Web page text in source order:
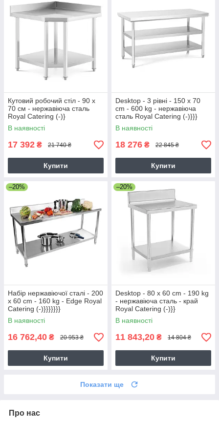
Кутовий робочий стіл - 90 x
70 см - нержавіюча сталь
Royal Catering (-)}
В наявності
17 392 ₴ 21 740 ₴
Купити
Desktop - 3 рівні - 150 x 70
cm - 600 kg - нержавіюча
сталь Royal Catering (-)}}}
В наявності
18 276 ₴ 22 845 ₴
Купити
–20%
Набір нержавіючої сталі - 200
x 60 cm - 160 kg - Edge Royal
Catering (-)}}}}}}}
В наявності
16 762,40 ₴ 20 953 ₴
Купити
–20%
Desktop - 80 x 60 cm - 190 kg
- нержавіюча сталь - край
Royal Catering (-)}}
В наявності
11 843,20 ₴ 14 804 ₴
Купити
Показати ще
Про нас